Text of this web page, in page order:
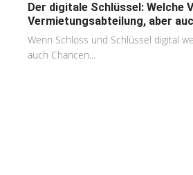
Der digitale Schlüssel: Welche
Vermietungsabteilung, aber
Wenn Schloss und Schlüssel digital
auch Chancen...